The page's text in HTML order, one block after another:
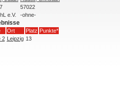
57022
e.V. -ohne-
Ort Platz Punkte*
2 Leipzig 13